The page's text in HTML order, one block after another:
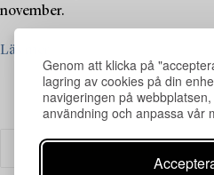
Genom att klicka på
lagring av cookies på din
navigeringen på
användning och anpassa vår
november.
Läs mer